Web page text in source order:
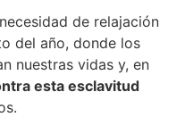
de relajación
del año, donde los
nuestras vidas y, en
esta esclavitud